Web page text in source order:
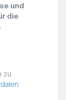
und
die
zu